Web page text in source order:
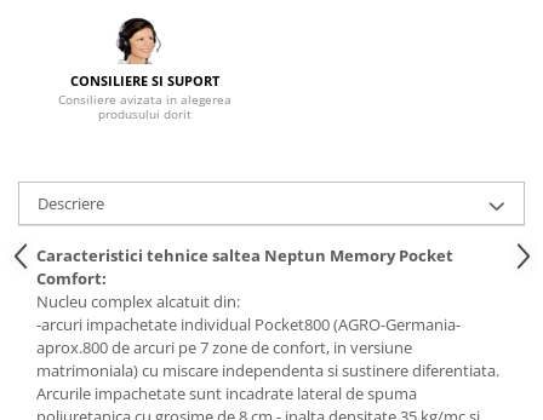
Mese gradinita
Scaune gradinita
Set mese si scaune gradinita
Mobilier copii
Scaune birou pentru copii
Saltele patuturi copii
Paturi copii
Masa si scaune gradinita
Seturi comode living si dormitor
CONSILIERE SI SUPORT
Consiliere avizata in alegerea
produsului dorit
Descriere
Caracteristici tehnice saltea Neptun Memory Pocket
Comfort:
Nucleu complex alcatuit din:
-arcuri impachetate individual Pocket800 (AGRO-Germania-
aprox.800 de arcuri pe 7 zone de confort, in versiune
matrimoniala) cu miscare independenta si sustinere diferentiata.
Arcurile impachetate sunt incadrate lateral de spuma